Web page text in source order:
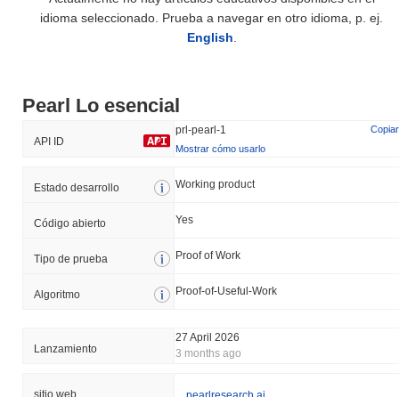
idioma seleccionado. Prueba a navegar en otro idioma, p. ej.
English
Pearl Lo esencial
API ID
prl-pearl-1
Copiar
Mostrar cómo usarlo
Estado desarrollo Working product
Código abierto Yes
Tipo de prueba Proof of Work
Algoritmo Proof-of-Useful-Work
Lanzamiento
27 April 2026
3 months ago
sitio web